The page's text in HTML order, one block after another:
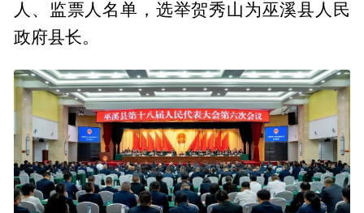
人、监票人名单，选举贺秀山为巫溪县人民
政府县长。